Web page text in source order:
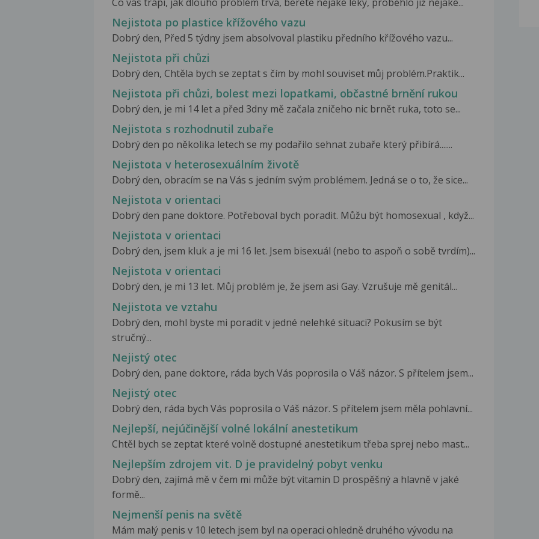
Nejistota po plastice křížového vazu
Dobrý den, Před 5 týdny jsem absolvoval plastiku předního křížového vazu...
Nejistota při chůzi
Dobrý den, Chtěla bych se zeptat s čím by mohl souviset můj problém.Praktik...
Nejistota při chůzi, bolest mezi lopatkami, občastné brnění rukou
Dobrý den, je mi 14 let a před 3dny mě začala zničeho nic brnět ruka, toto se...
Nejistota s rozhodnutil zubaře
Dobrý den po několika letech se my podařilo sehnat zubaře který přibírá.......
Nejistota v heterosexuálním životě
Dobrý den, obracím se na Vás s jedním svým problémem. Jedná se o to, že sice...
Nejistota v orientaci
Dobrý den pane doktore. Potřeboval bych poradit. Můžu být homosexual , když...
Nejistota v orientaci
Dobrý den, jsem kluk a je mi 16 let. Jsem bisexuál (nebo to aspoň o sobě tvrdím)...
Nejistota v orientaci
Dobrý den, je mi 13 let. Můj problém je, že jsem asi Gay. Vzrušuje mě genitál...
Nejistota ve vztahu
Dobrý den, mohl byste mi poradit v jedné nelehké situaci? Pokusím se být
stručný...
Nejistý otec
Dobrý den, pane doktore, ráda bych Vás poprosila o Váš názor. S přítelem jsem...
Nejistý otec
Dobrý den, ráda bych Vás poprosila o Váš názor. S přítelem jsem měla pohlavní...
Nejlepší, nejúčinější volné lokální anestetikum
Chtěl bych se zeptat které volně dostupné anestetikum třeba sprej nebo mast...
Nejlepším zdrojem vit. D je pravidelný pobyt venku
Dobrý den, zajímá mě v čem mi může být vitamin D prospěšný a hlavně v jaké
formě...
Nejmenší penis na světě
Mám malý penis v 10 letech jsem byl na operaci ohledně druhého vývodu na